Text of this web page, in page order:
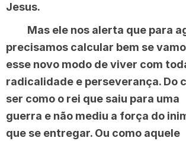
Jesus.
Mas ele nos alerta que para
precisamos calcular bem se
esse novo modo de viver com
radicalidade e perseverança. Do
ser como o rei que saiu para uma
guerra e não mediu a força do
que se entregar. Ou como aquele